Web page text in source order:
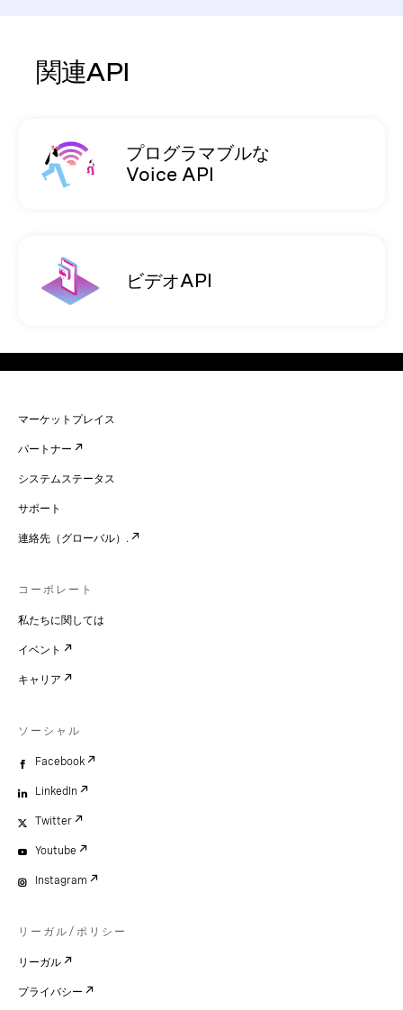
関連API
プログラマブルな
Voice API
ビデオAPI
マーケットプレイス
パートナー
システムステータス
サポート
連絡先（グローバル）.
コーポレート
私たちに関しては
イベント
キャリア
ソーシャル
Facebook
LinkedIn
Twitter
Youtube
Instagram
リーガル/ポリシー
リーガル
プライバシー